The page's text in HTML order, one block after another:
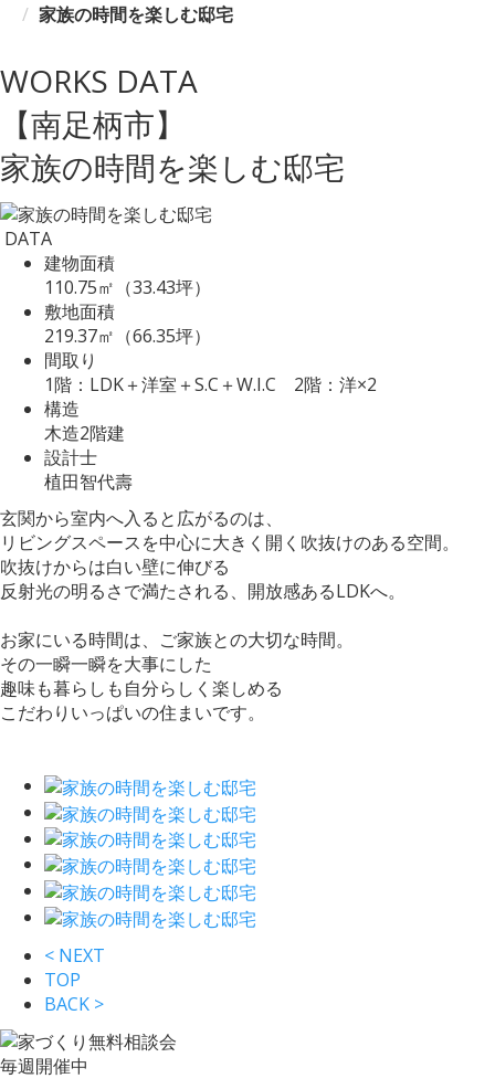
家族の時間を楽しむ邸宅
WORKS DATA
【南足柄市】
家族の時間を楽しむ邸宅
DATA
建物面積
110.75㎡（33.43坪）
敷地面積
219.37㎡（66.35坪）
間取り
1階：LDK＋洋室＋S.C＋W.I.C 2階：洋×2
構造
木造2階建
設計士
植田智代壽
玄関から室内へ入ると広がるのは、
リビングスペースを中心に大きく開く吹抜けのある空間。
吹抜けからは白い壁に伸びる
反射光の明るさで満たされる、開放感あるLDKへ。
お家にいる時間は、ご家族との大切な時間。
その一瞬一瞬を大事にした
趣味も暮らしも自分らしく楽しめる
こだわりいっぱいの住まいです。
< NEXT
TOP
BACK >
毎週開催中